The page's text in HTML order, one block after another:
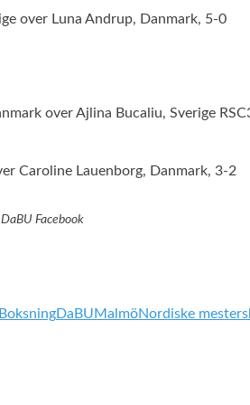
over Luna Andrup, Danmark, 5-0
over Ajlina Bucaliu, Sverige
Caroline Lauenborg, Danmark, 3-2
Facebook
BoksningDaBUMalmöNordiske